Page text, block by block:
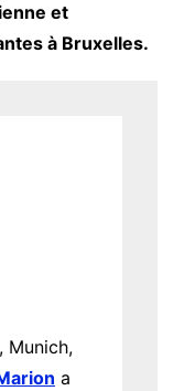
et
à Bruxelles.
Munich,
a